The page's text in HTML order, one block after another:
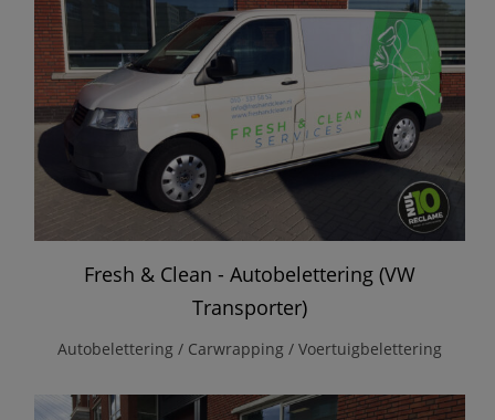
Fresh & Clean - Autobelettering (VW
Transporter)
Autobelettering / Carwrapping / Voertuigbelettering